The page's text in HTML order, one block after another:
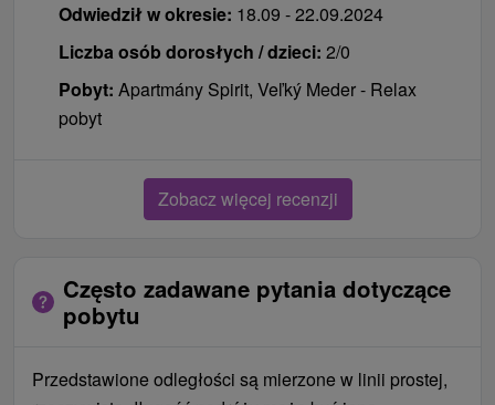
pobyty na 7 i więcej nocy - po uzgodnieniu,
zazwyczaj czwartek, piątek, niedziela
sobota – nie jest dniem początkowym
Odwiedził w okresie: 18.09 - 22.09.2024
Liczba osób dorosłych / dzieci: 2/0
Pobyt: Apartmány Spirit, Veľký Meder - Relax
pobyt
Zobacz więcej recenzji
Często zadawane pytania dotyczące
pobytu
Przedstawione odległości są mierzone w linii prostej,